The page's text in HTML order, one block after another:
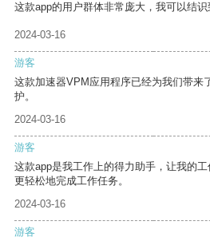
这款app的用户群体非常庞大，我可以结识
2024-03-16
游客
这款加速器VPM应用程序已经为我们带来
护。
2024-03-16
游客
这款app是我工作上的得力助手，让我的
更轻松地完成工作任务。
2024-03-16
游客